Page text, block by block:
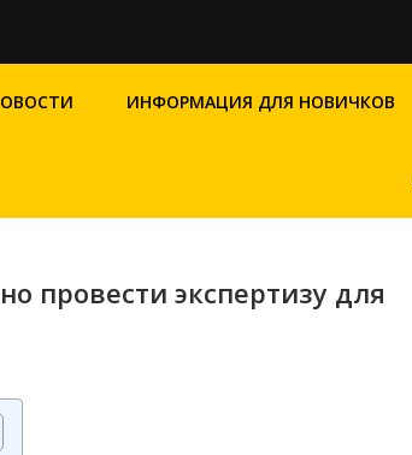
ИНФОРМАЦИЯ ДЛЯ НОВИЧКОВ
провести экспертизу для